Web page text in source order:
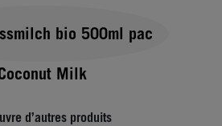
Milk
d’autres produits